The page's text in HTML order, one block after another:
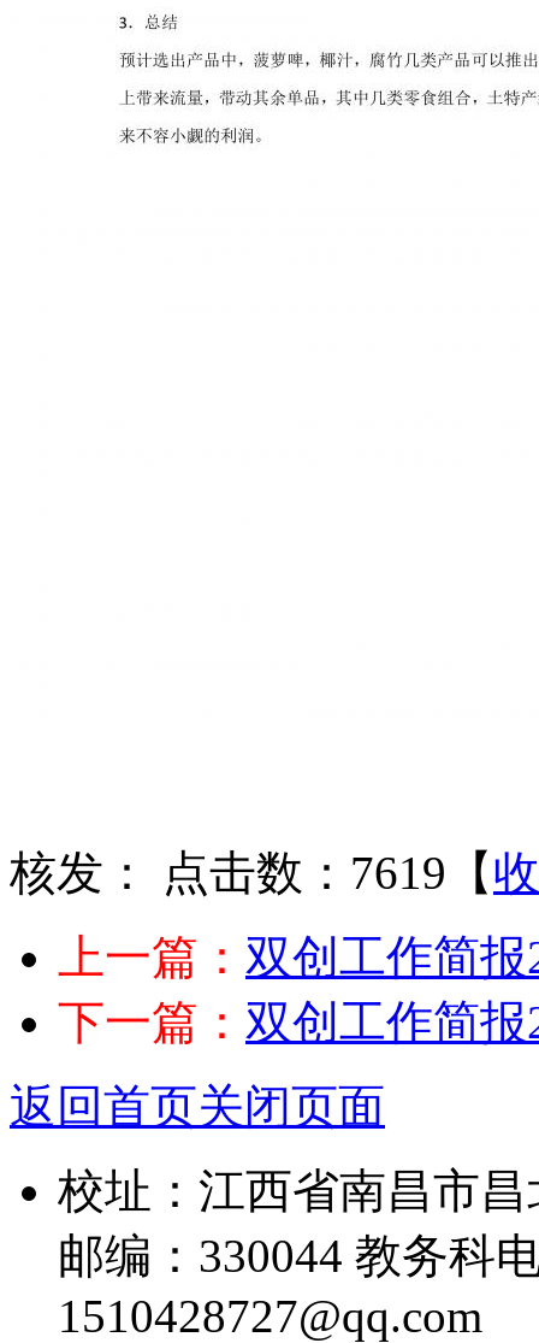
核发： 点击数：7619 【
上一篇： 双创工作简
下一篇： 双创工作简
返回首页关闭页面
校址：江西省南昌市
邮编：330044 教务科
1510428727@qq.com